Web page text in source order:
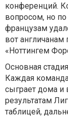
конференций.
вопросом, но
французам
вот англичанам
«Ноттингем
Основная
Каждая
сыграет дома и
результатам
таблицей,